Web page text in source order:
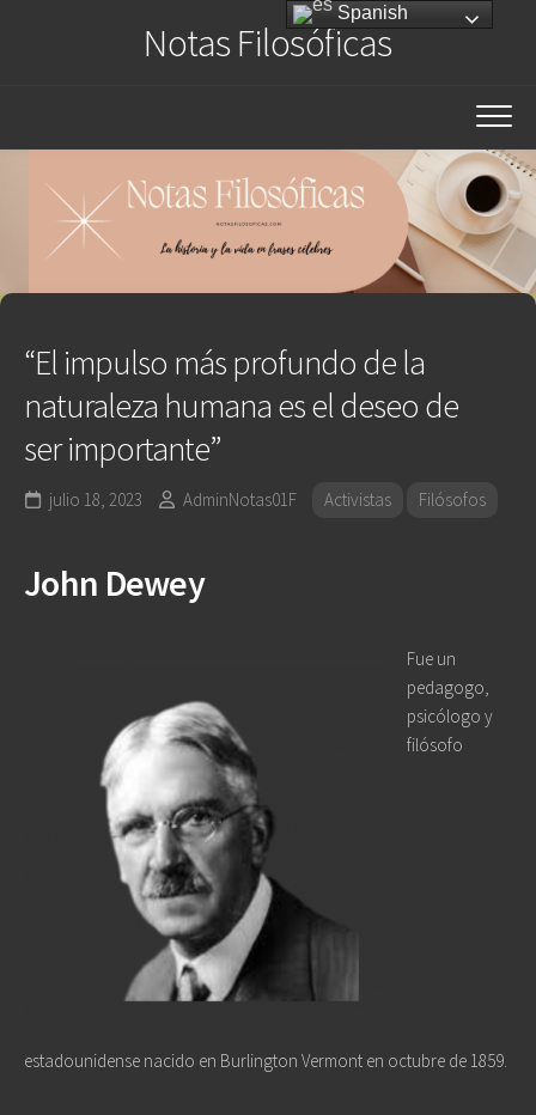
Notas Filosóficas
“El impulso más profundo de la
naturaleza humana es el deseo de
ser importante”
julio 18, 2023 AdminNotas01F Activistas Filósofos
John Dewey
Fue un
pedagogo,
psicólogo y
filósofo
estadounidense nacido en Burlington Vermont en octubre de 1859.
Spanish